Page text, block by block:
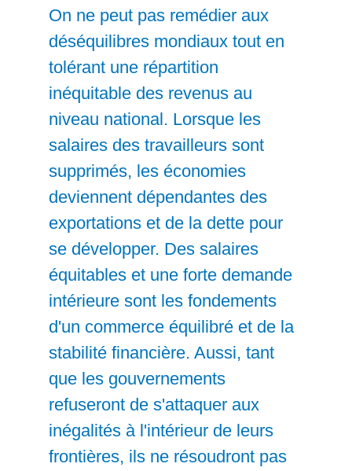
On ne peut pas remédier aux
déséquilibres mondiaux tout en
tolérant une répartition
inéquitable des revenus au
niveau national. Lorsque les
salaires des travailleurs sont
supprimés, les économies
deviennent dépendantes des
exportations et de la dette pour
se développer. Des salaires
équitables et une forte demande
intérieure sont les fondements
d'un commerce équilibré et de la
stabilité financière. Aussi, tant
que les gouvernements
refuseront de s'attaquer aux
inégalités à l'intérieur de leurs
frontières, ils ne résoudront pas